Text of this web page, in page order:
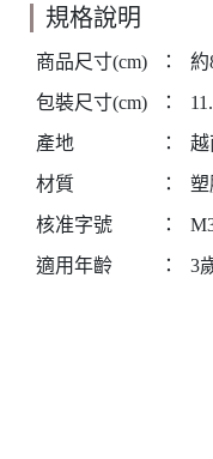
規格說明
商品尺寸(cm) ：
包裝尺寸(cm)
：
產地
：
越
材質
：
塑
核准字號
：
適用年齡
： 3